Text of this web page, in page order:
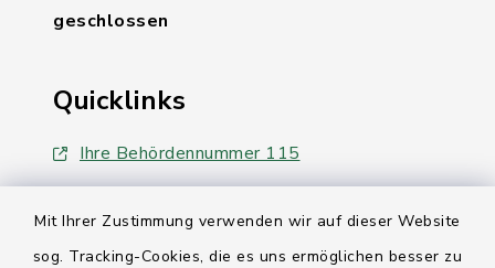
Mit Ihrer Zustimmung verwenden wir auf dieser Website
sog. Tracking-Cookies, die es uns ermöglichen besser zu
geschlossen
Quicklinks
Ihre Behördennummer 115
Kreis Rendsburg-Eckernförde